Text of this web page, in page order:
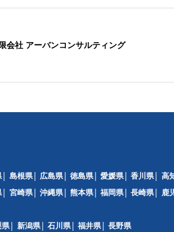
会社 アーバンコンサルティング
島根県 広島県 徳島県 愛媛県 香川県 高
宮崎県 沖縄県 熊本県 福岡県 長崎県
鹿
県 新潟県 石川県 福井県
長野県